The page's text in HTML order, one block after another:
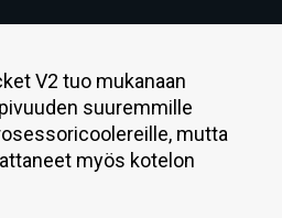
V2 tuo mukanaan
suuremmille
mutta
myös kotelon